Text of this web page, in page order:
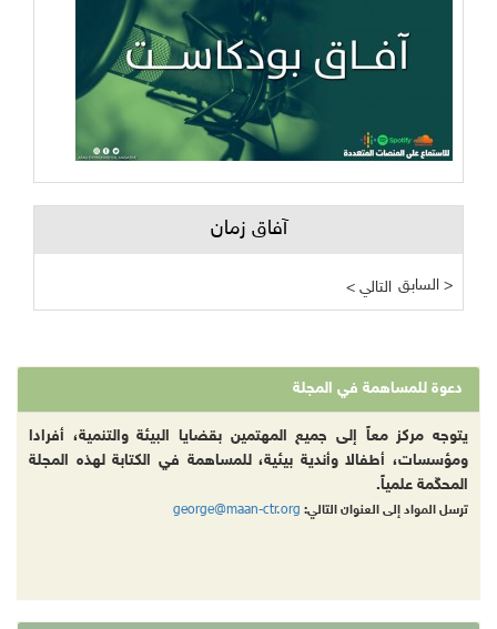
آفاق زمان
< التالي السابق >
دعوة للمساهمة في المجلة
يتوجه مركز معاً إلى جميع المهتمين بقضايا البيئة والتنمية، أفرادا
ومؤسسات، أطفالا وأندية بيئية، للمساهمة في الكتابة لهذه المجلة
المحكّمة علمياً.
ترسل المواد إلى العنوان التالي: george@maan-ctr.org